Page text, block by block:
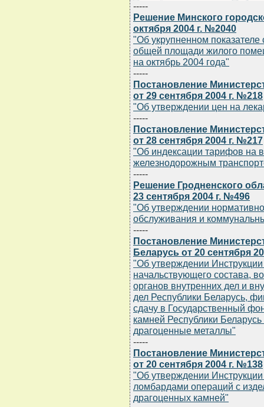
-----
Решение Минского
октября 2004 г. №2040
"Об укрупненном показателе
общей площади жилого
на октябрь 2004 года"
-----
Постановление
от 29 сентября 2004 г. №218
"Об утверждении цен на
-----
Постановление
от 28 сентября 2004 г. №217
"Об индексации тарифов на
железнодорожным
-----
Решение Гродненского
23 сентября 2004 г. №496
"Об утверждении
обслуживания и
-----
Постановление
Беларусь от 20 сентября
"Об утверждении
начальствующего состава,
органов внутренних дел и
дел Республики Беларусь,
сдачу в Государственный
камней Республики
драгоценные металлы"
-----
Постановление
от 20 сентября 2004 г. №138
"Об утверждении
ломбардами операций с
драгоценных камней"